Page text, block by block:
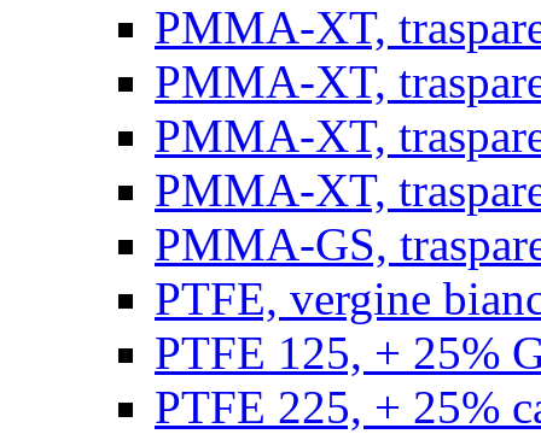
PMMA-XT,
PMMA-XT,
PMMA-XT,
PMMA-XT,
PMMA-GS,
PTFE, vergine
PTFE 125, + 25%
PTFE 225, + 25%